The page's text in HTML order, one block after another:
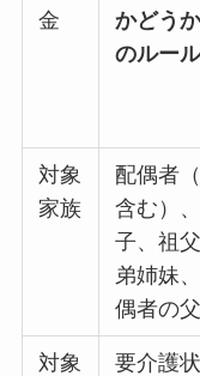
金
かどう
のルー
対象
家族
配偶者
含む）、
子、祖
弟姉妹
偶者の
対象
要介護